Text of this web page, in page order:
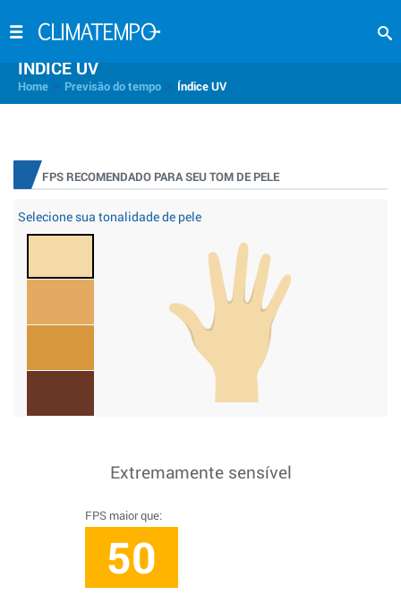
INDICE UV
Home Previsão do tempo Índice UV
FPS RECOMENDADO PARA SEU TOM DE PELE
Selecione sua tonalidade de pele
Extremamente sensível
FPS maior que:
50